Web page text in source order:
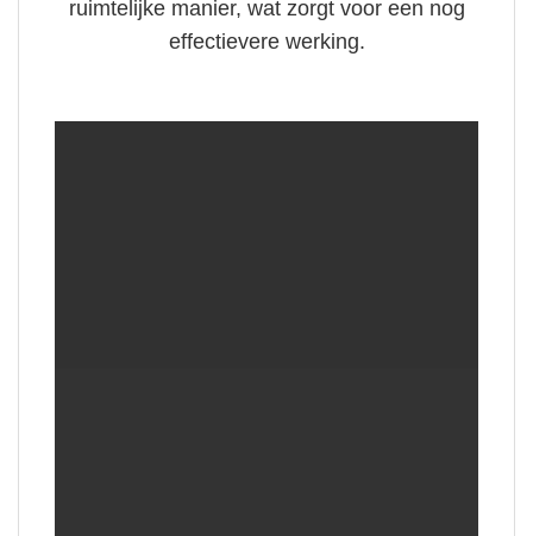
ruimtelijke manier, wat zorgt voor een nog
effectievere werking.